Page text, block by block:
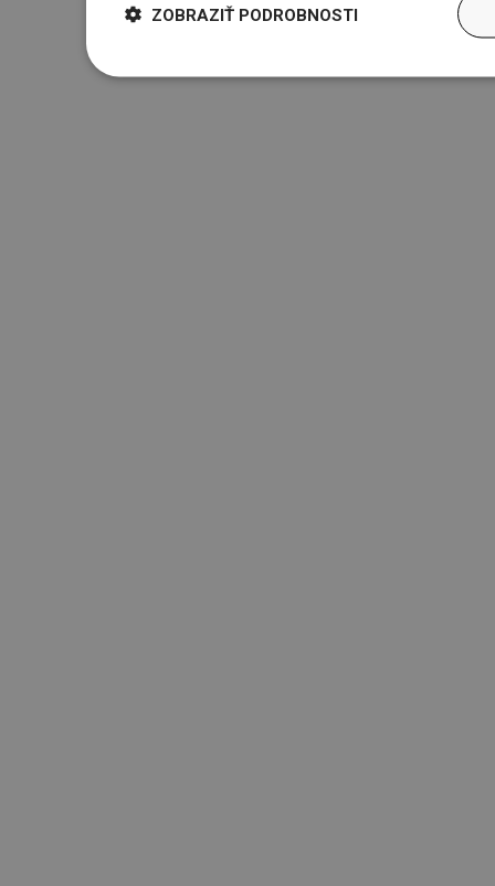
ZOBRAZIŤ PODROBNOSTI